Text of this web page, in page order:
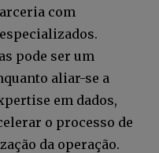
com
pode ser um
aliar-se a
em dados,
o processo de
da operação.